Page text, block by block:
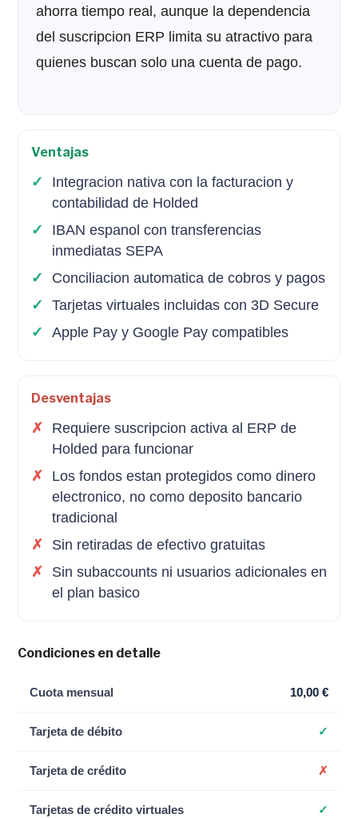
ahorra tiempo real, aunque la dependencia
del suscripcion ERP limita su atractivo para
quienes buscan solo una cuenta de pago.
Ventajas
Integracion nativa con la facturacion y
contabilidad de Holded
IBAN espanol con transferencias
inmediatas SEPA
Conciliacion automatica de cobros y pagos
Tarjetas virtuales incluidas con 3D Secure
Apple Pay y Google Pay compatibles
Desventajas
Requiere suscripcion activa al ERP de
Holded para funcionar
Los fondos estan protegidos como dinero
electronico, no como deposito bancario
tradicional
Sin retiradas de efectivo gratuitas
Sin subaccounts ni usuarios adicionales en
el plan basico
Condiciones en detalle
Cuota mensual 10,00 €
Tarjeta de débito ✓
Tarjeta de crédito ✗
Tarjetas de crédito virtuales ✓